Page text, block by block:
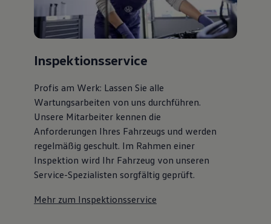
Inspektionsservice
Profis am Werk: Lassen Sie alle
Wartungsarbeiten von uns durchführen.
Unsere Mitarbeiter kennen die
Anforderungen Ihres Fahrzeugs und werden
regelmäßig geschult. Im Rahmen einer
Inspektion wird Ihr Fahrzeug von unseren
Service-Spezialisten sorgfältig geprüft.
Mehr zum Inspektionsservice